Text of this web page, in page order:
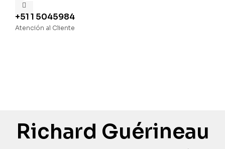
+51 1 5045984
Atención al Cliente
Richard Guérineau